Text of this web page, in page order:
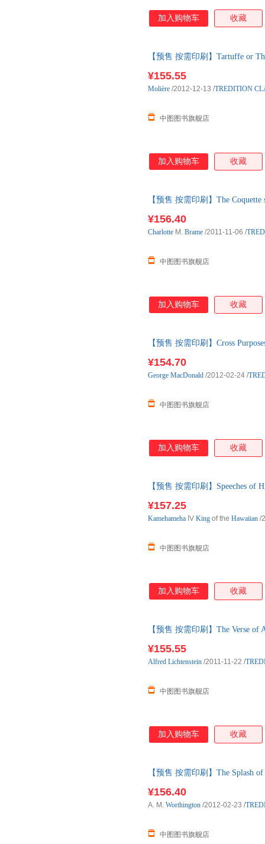
加入购物车 收藏
【预售 按需印刷】Tartuffe or
¥155.55
中图图书旗舰店
Molière /2012-12-13 /TREDITION
加入购物车 收藏
【预售 按需印刷】The
¥156.40
中图图书旗舰店
Charlotte M. Brame /2011-11-06 /
加入购物车 收藏
【预售 按需印刷】Cross
¥154.70
中图图书旗舰店
George MacDonald /2012-02-24 /
加入购物车 收藏
【预售 按需印刷】Speeches of
¥157.25
中图图书旗舰店
Kamehameha IV King of the Hawaiian /
加入购物车 收藏
【预售 按需印刷】The Verse of
¥155.55
中图图书旗舰店
Alfred Lichtenstein /2011-11-22 /
加入购物车 收藏
【预售 按需印刷】The Splash
¥156.40
中图图书旗舰店
A. M. Worthington /2012-02-23 /